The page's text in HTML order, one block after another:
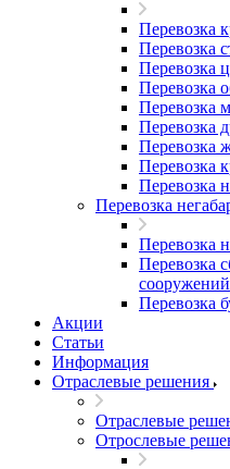
Перевозка
Перевозка
Перевозка
Перевозка
Перевозка
Перевозка
Перевозка
Перевозка
Перевозка
Перевозка
Перевозка
Перевозка
сооружений
Перевозка
Акции
Статьи
Информация
Отраслевые решения
Отраслевые
Отрослевые